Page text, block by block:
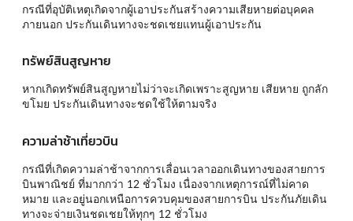
กรณีที่อุบัติเหตุเกิดจากผู้เอาประกันสร้างความเสียหายต่อบุคคล
ภายนอก ประกันเดินทางจะชดเชยแทนผู้เอาประกัน
ทรัพย์สินสูญหาย
หากเกิดทรัพย์สินสูญหายไม่ว่าจะเกิดเพราะสูญหาย เสียหาย ถูกลัก
ขโมย ประกันเดินทางจะชดใช้ให้ตามจริง
ความล่าช้าเที่ยวบิน
กรณีที่เกิดความล่าช้าจากการเลื่อนเวลาออกเดินทางของสายการ
บินพาณิชย์ ที่มากกว่า 12 ชั่วโมง เนื่องจากเหตุการณ์ที่ไม่คาด
หมาย และอยู่นอกเหนือการควบคุมของสายการบิน ประกันภัยเดิน
ทางจะจ่ายเงินชดเชยให้ทุกๆ 12 ชั่วโมง